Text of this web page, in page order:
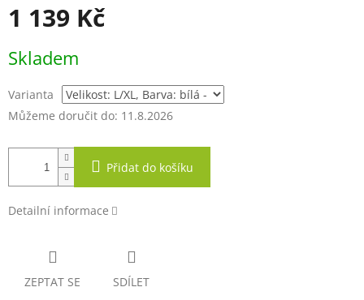
1 139 Kč
cena:
Skladem
Varianta
Můžeme doručit do: 11.8.2026
Přidat do košíku
Detailní informace
ZEPTAT SE SDÍLET